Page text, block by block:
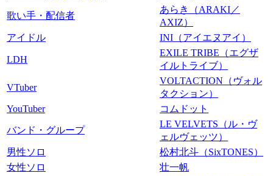
歌い手・配信者
あらき（ARAKI／
AXIZ）
アイドル
INI（アイエヌアイ）
LDH
EXILE TRIBE（エグザ
イルトライブ）
VTuber
VOLTACTION（ヴォル
タクション）
YouTuber
コムドット
バンド・グループ
LE VELVETS（ル・ヴ
ェルヴェッツ）
男性ソロ
松村北斗（SixTONES）
女性ソロ
壮一帆